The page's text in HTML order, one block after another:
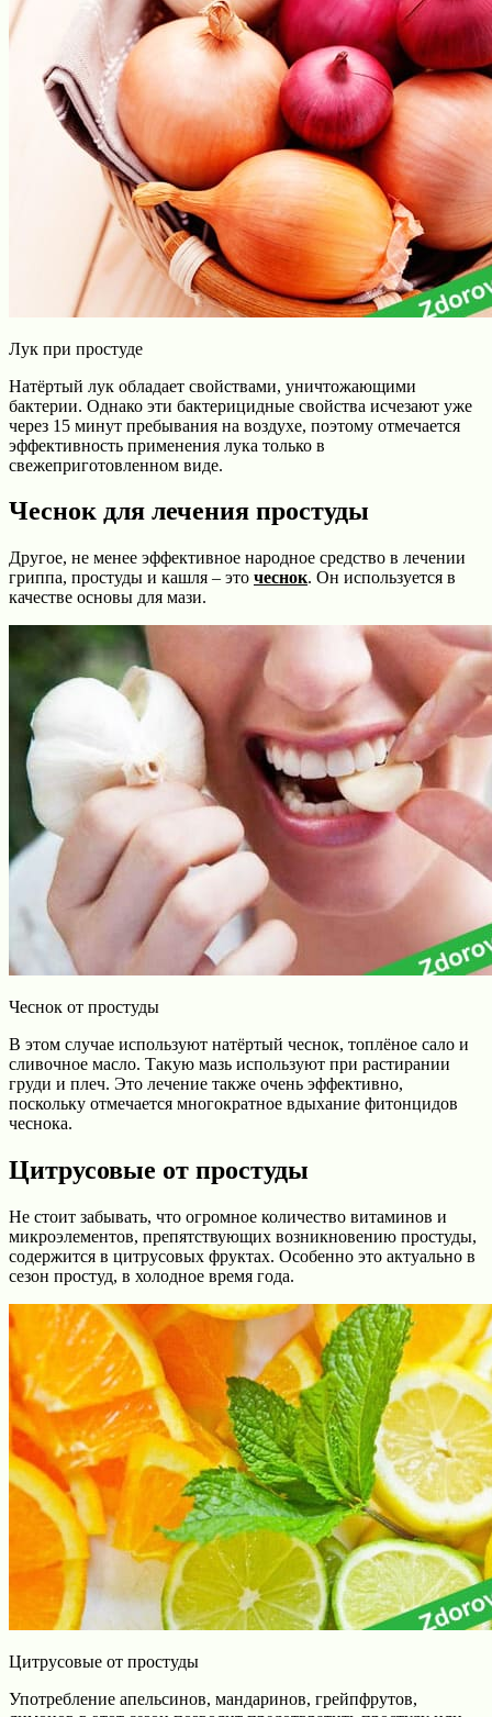
Лук при простуде
Натёртый лук обладает свойствами, уничтожающими
бактерии. Однако эти бактерицидные свойства исчезают уже
через 15 минут пребывания на воздухе, поэтому отмечается
эффективность применения лука только в
свежеприготовленном виде.
Чеснок для лечения простуды
Другое, не менее эффективное народное средство в лечении
гриппа, простуды и кашля – это чеснок. Он используется в
качестве основы для мази.
Чеснок от простуды
В этом случае используют натёртый чеснок, топлёное сало и
сливочное масло. Такую мазь используют при растирании
груди и плеч. Это лечение также очень эффективно,
поскольку отмечается многократное вдыхание фитонцидов
чеснока.
Цитрусовые от простуды
Не стоит забывать, что огромное количество витаминов и
микроэлементов, препятствующих возникновению простуды,
содержится в цитрусовых фруктах. Особенно это актуально в
сезон простуд, в холодное время года.
Цитрусовые от простуды
Употребление апельсинов, мандаринов, грейпфрутов,